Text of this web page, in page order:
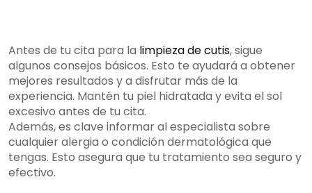
Antes de tu cita para la limpieza de cutis, sigue
algunos consejos básicos. Esto te ayudará a obtener
mejores resultados y a disfrutar más de la
experiencia. Mantén tu piel hidratada y evita el sol
excesivo antes de tu cita.
Además, es clave informar al especialista sobre
cualquier alergia o condición dermatológica que
tengas. Esto asegura que tu tratamiento sea seguro y
efectivo.